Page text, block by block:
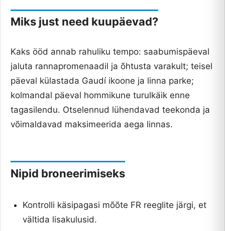
Miks just need kuupäevad?
Kaks ööd annab rahuliku tempo: saabumispäeval
jaluta rannapromenaadil ja õhtusta varakult; teisel
päeval külastada Gaudí ikoone ja linna parke;
kolmandal päeval hommikune turulkäik enne
tagasilendu. Otselennud lühendavad teekonda ja
võimaldavad maksimeerida aega linnas.
Nipid broneerimiseks
Kontrolli käsipagasi mõõte FR reeglite järgi, et
vältida lisakulusid.